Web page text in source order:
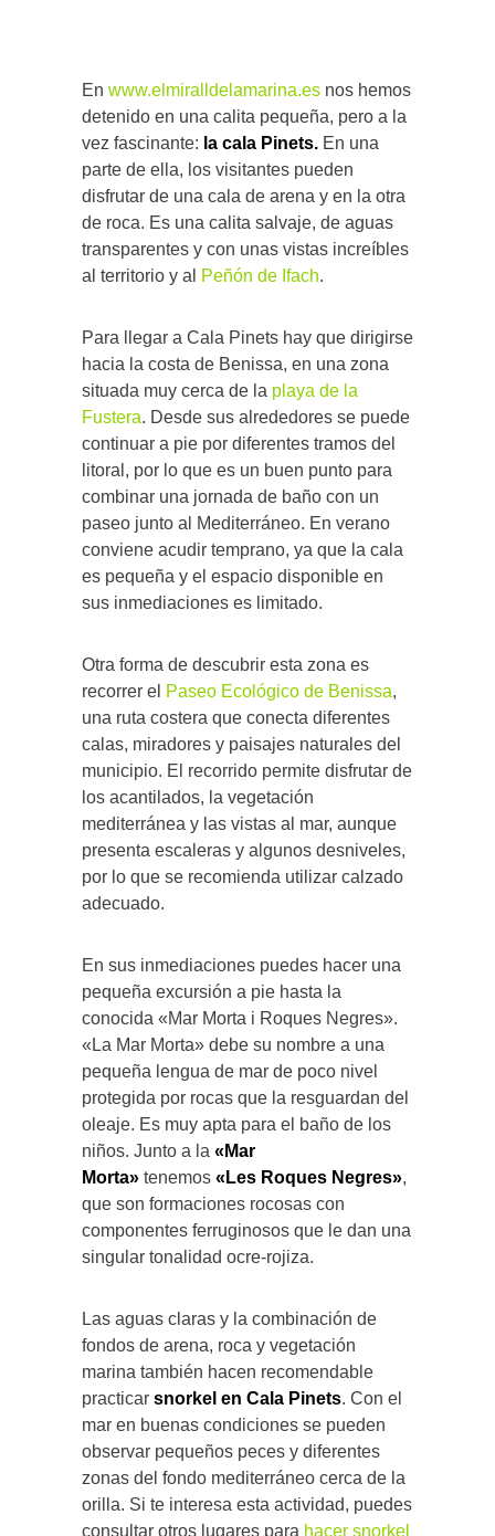
En www.elmiralldelamarina.es nos hemos
detenido en una calita pequeña, pero a la
vez fascinante: la cala Pinets. En una
parte de ella, los visitantes pueden
disfrutar de una cala de arena y en la otra
de roca. Es una calita salvaje, de aguas
transparentes y con unas vistas increíbles
al territorio y al
Peñón de Ifach.
Para llegar a Cala Pinets hay que dirigirse
hacia la costa de Benissa, en una zona
situada muy cerca de la playa de la
Fustera. Desde sus alrededores se puede
continuar a pie por diferentes tramos del
litoral, por lo que es un buen punto para
combinar una jornada de baño con un
paseo junto al Mediterráneo. En verano
conviene acudir temprano, ya que la cala
es pequeña y el espacio disponible en
sus inmediaciones es limitado.
Otra forma de descubrir esta zona es
recorrer el Paseo Ecológico de Benissa,
una ruta costera que conecta diferentes
calas, miradores y paisajes naturales del
municipio. El recorrido permite disfrutar de
los acantilados, la vegetación
mediterránea y las vistas al mar, aunque
presenta escaleras y algunos desniveles,
por lo que se recomienda utilizar calzado
adecuado.
En sus inmediaciones puedes hacer una
pequeña excursión a pie hasta la
conocida «Mar Morta i Roques Negres».
«La Mar Morta» debe su nombre a una
pequeña lengua de mar de poco nivel
protegida por rocas que la resguardan del
oleaje. Es muy apta para el baño de los
niños. Junto a la «Mar
Morta» tenemos «Les Roques Negres»,
que son formaciones rocosas con
componentes ferruginosos que le dan una
singular tonalidad ocre-rojiza.
Las aguas claras y la combinación de
fondos de arena, roca y vegetación
marina también hacen recomendable
practicar snorkel en Cala Pinets. Con el
mar en buenas condiciones se pueden
observar pequeños peces y diferentes
zonas del fondo mediterráneo cerca de la
orilla. Si te interesa esta actividad, puedes
consultar otros lugares para hacer snorkel